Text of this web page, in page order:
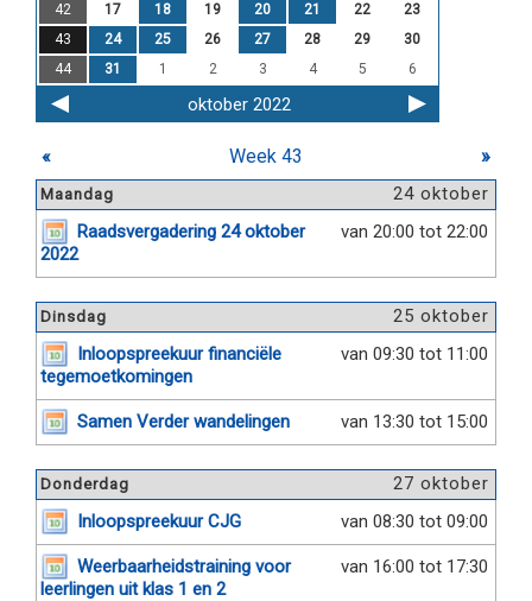
42
17 18 19 20 21 22
23
43
24 25 26 27 28 29
30
44
31 1 2 3 4 5 6
oktober 2022
« Week 43 »
24 oktober
Maandag
van 20:00 tot 22:00
Raadsvergadering 24 oktober
2022
25 oktober
Dinsdag
van 09:30 tot 11:00
Inloopspreekuur financiële
tegemoetkomingen
van 13:30 tot 15:00
Samen Verder wandelingen
27 oktober
Donderdag
van 08:30 tot 09:00
Inloopspreekuur CJG
van 16:00 tot 17:30
Weerbaarheidstraining voor
leerlingen uit klas 1 en 2